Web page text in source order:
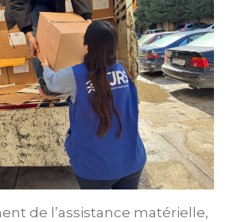
de l’assistance matérielle,